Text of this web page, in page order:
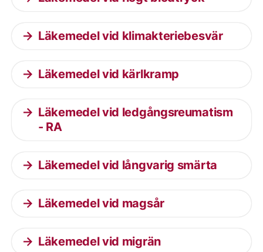
Läkemedel vid klimakteriebesvär
Läkemedel vid kärlkramp
Läkemedel vid ledgångsreumatism
- RA
Läkemedel vid långvarig smärta
Läkemedel vid magsår
Läkemedel vid migrän